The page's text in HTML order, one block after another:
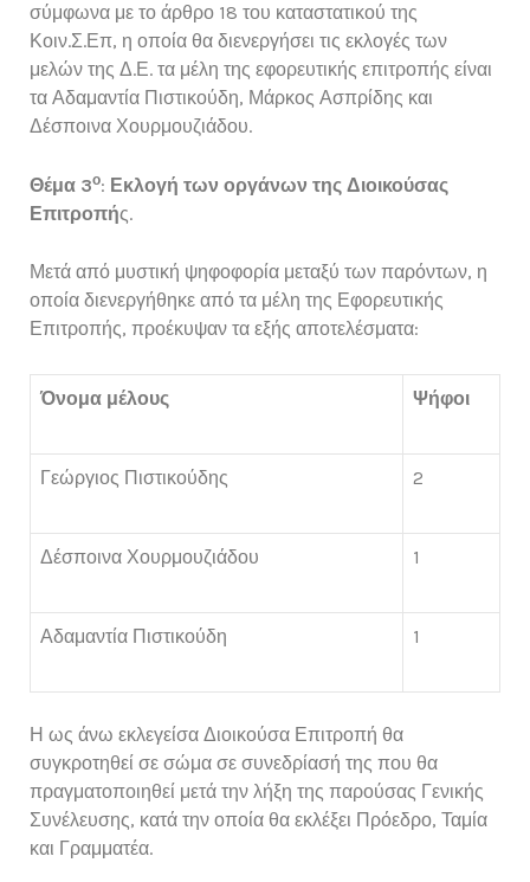
σύμφωνα με το άρθρο 18 του καταστατικού της
Κοιν.Σ.Επ, η οποία θα διενεργήσει τις εκλογές των
μελών της Δ.Ε. τα μέλη της εφορευτικής επιτροπής είναι
τα Αδαμαντία Πιστικούδη, Μάρκος Ασπρίδης και
Δέσποινα Χουρμουζιάδου.
Θέμα 3ο: Εκλογή των οργάνων της Διοικούσας
Επιτροπής.
Μετά από μυστική ψηφοφορία μεταξύ των παρόντων, η
οποία διενεργήθηκε από τα μέλη της Εφορευτικής
Επιτροπής, προέκυψαν τα εξής αποτελέσματα:
Όνομα μέλους Ψήφοι
Γεώργιος Πιστικούδης 2
Δέσποινα Χουρμουζιάδου 1
Αδαμαντία Πιστικούδη 1
Η ως άνω εκλεγείσα Διοικούσα Επιτροπή θα
συγκροτηθεί σε σώμα σε συνεδρίασή της που θα
πραγματοποιηθεί μετά την λήξη της παρούσας Γενικής
Συνέλευσης, κατά την οποία θα εκλέξει Πρόεδρο, Ταμία
και Γραμματέα.